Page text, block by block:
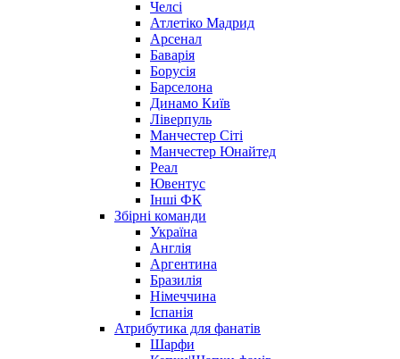
Челсі
Атлетіко Мадрид
Арсенал
Баварія
Борусія
Барселона
Динамо Київ
Ліверпуль
Манчестер Сіті
Манчестер Юнайтед
Реал
Ювентус
Інші ФК
Збірні команди
Україна
Англія
Аргентина
Бразилія
Німеччина
Іспанія
Атрибутика для фанатів
Шарфи